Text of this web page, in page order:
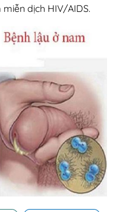
dịch HIV/AIDS.